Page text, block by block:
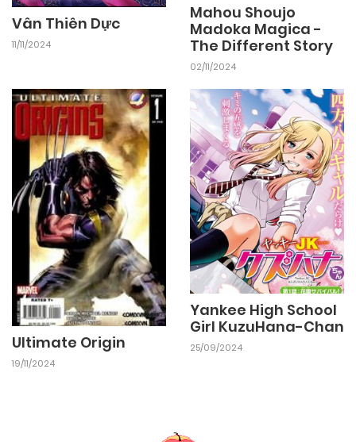
Vân Thiên Dực
11/11/2024
Mahou Shoujo
Madoka Magica -
The Different Story
02/11/2024
Ultimate Origin
19/11/2024
Yankee High School
Girl KuzuHana-Chan
25/09/2024